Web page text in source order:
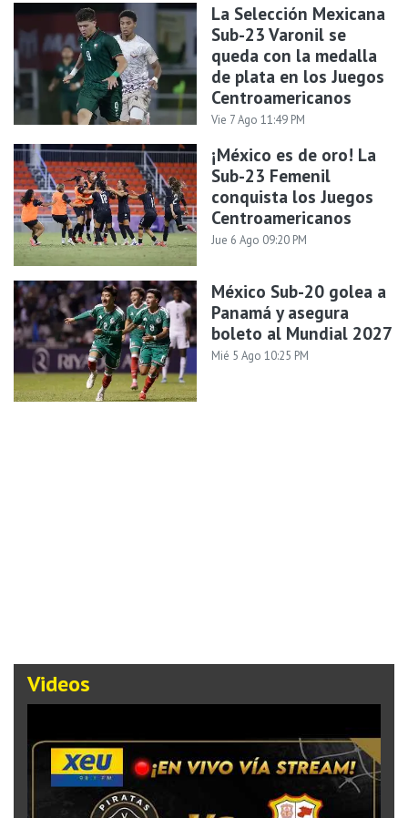
La Selección Mexicana
Sub-23 Varonil se
queda con la medalla
de plata en los Juegos
Centroamericanos
Vie 7 Ago 11:49 PM
¡México es de oro! La
Sub-23 Femenil
conquista los Juegos
Centroamericanos
Jue 6 Ago 09:20 PM
México Sub-20 golea a
Panamá y asegura
boleto al Mundial 2027
Mié 5 Ago 10:25 PM
Videos